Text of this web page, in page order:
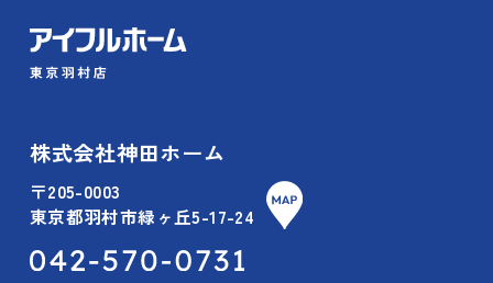
株式会社神田ホーム
〒205-0003
東京都羽村市緑ヶ丘5-17-24